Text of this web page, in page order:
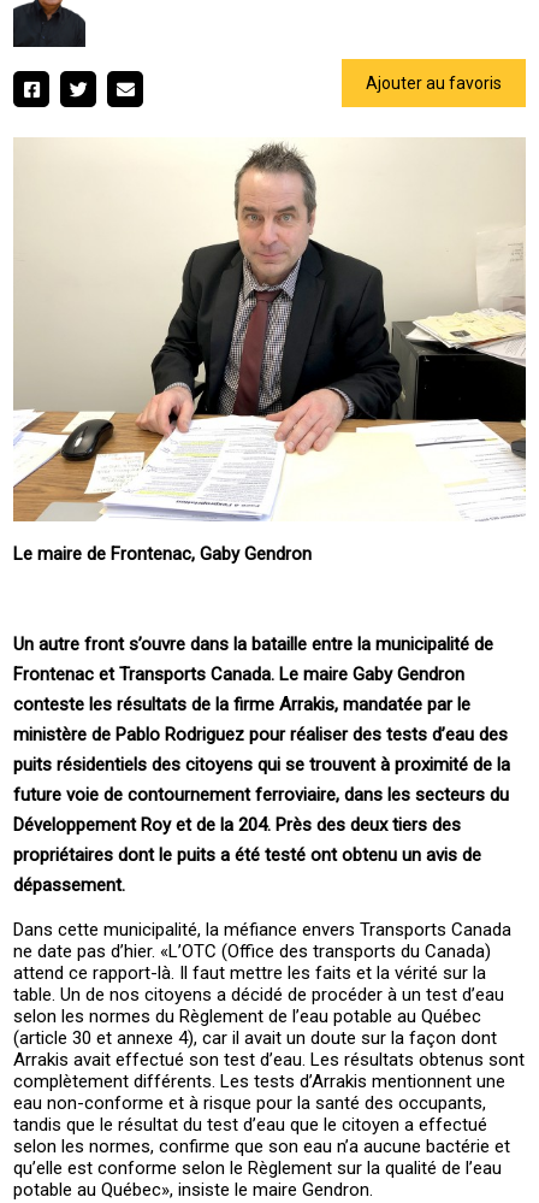
Ajouter au favoris
Le maire de Frontenac, Gaby Gendron
Un autre front s’ouvre dans la bataille entre la municipalité de
Frontenac et Transports Canada. Le maire Gaby Gendron
conteste les résultats de la firme Arrakis, mandatée par le
ministère de Pablo Rodriguez pour réaliser des tests d’eau des
puits résidentiels des citoyens qui se trouvent à proximité de la
future voie de contournement ferroviaire, dans les secteurs du
Développement Roy et de la 204. Près des deux tiers des
propriétaires dont le puits a été testé ont obtenu un avis de
dépassement.
Dans cette municipalité, la méfiance envers Transports Canada
ne date pas d’hier. «L’OTC (Office des transports du Canada)
attend ce rapport-là. Il faut mettre les faits et la vérité sur la
table. Un de nos citoyens a décidé de procéder à un test d’eau
selon les normes du Règlement de l’eau potable au Québec
(article 30 et annexe 4), car il avait un doute sur la façon dont
Arrakis avait effectué son test d’eau. Les résultats obtenus sont
complètement différents. Les tests d’Arrakis mentionnent une
eau non-conforme et à risque pour la santé des occupants,
tandis que le résultat du test d’eau que le citoyen a effectué
selon les normes, confirme que son eau n’a aucune bactérie et
qu’elle est conforme selon le Règlement sur la qualité de l’eau
potable au Québec», insiste le maire Gendron.